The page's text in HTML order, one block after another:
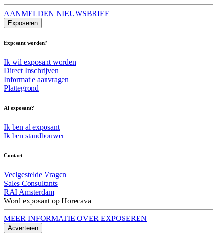
AANMELDEN NIEUWSBRIEF
Exposeren
Exposant worden?
Ik wil exposant worden
Direct Inschrijven
Informatie aanvragen
Plattegrond
Al exposant?
Ik ben al exposant
Ik ben standbouwer
Contact
Veelgestelde Vragen
Sales Consultants
RAI Amsterdam
Word exposant op Horecava
MEER INFORMATIE OVER EXPOSEREN
Adverteren